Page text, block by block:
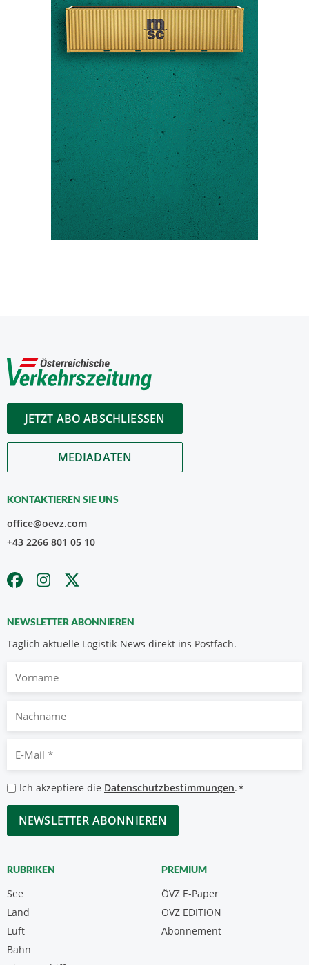
JETZT ABO ABSCHLIESSEN
MEDIADATEN
KONTAKTIEREN SIE UNS
office@oevz.com
+43 2266 801 05 10
NEWSLETTER ABONNIEREN
Täglich aktuelle Logistik-News direkt ins Postfach.
Nachname
Mail
*
Datenschutzbestimmungen
*
Ich akzeptiere die Datenschutzbestimmungen.*
CAPTCHA
RUBRIKEN
See
Land
Luft
Bahn
PREMIUM
ÖVZ E-Paper
Abonnement
ÖVZ EDITION